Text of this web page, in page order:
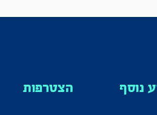
נוסף הצטרפות